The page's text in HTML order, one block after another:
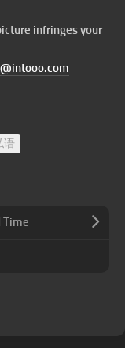
infringes your
语
Time